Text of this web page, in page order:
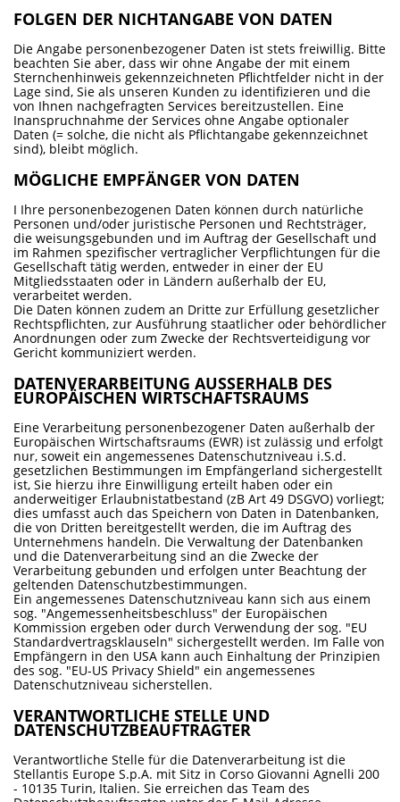
FOLGEN DER NICHTANGABE VON DATEN
Die Angabe personenbezogener Daten ist stets freiwillig. Bitte
beachten Sie aber, dass wir ohne Angabe der mit einem
Sternchenhinweis gekennzeichneten Pflichtfelder nicht in der
Lage sind, Sie als unseren Kunden zu identifizieren und die
von Ihnen nachgefragten Services bereitzustellen. Eine
Inanspruchnahme der Services ohne Angabe optionaler
Daten (= solche, die nicht als Pflichtangabe gekennzeichnet
sind), bleibt möglich.
MÖGLICHE EMPFÄNGER VON DATEN
I Ihre personenbezogenen Daten können durch natürliche
Personen und/oder juristische Personen und Rechtsträger,
die weisungsgebunden und im Auftrag der Gesellschaft und
im Rahmen spezifischer vertraglicher Verpflichtungen für die
Gesellschaft tätig werden, entweder in einer der EU
Mitgliedsstaaten oder in Ländern außerhalb der EU,
verarbeitet werden.
Die Daten können zudem an Dritte zur Erfüllung gesetzlicher
Rechtspflichten, zur Ausführung staatlicher oder behördlicher
Anordnungen oder zum Zwecke der Rechtsverteidigung vor
Gericht kommuniziert werden.
DATENVERARBEITUNG AUSSERHALB DES E
UROPÄISCHEN WIRTSCHAFTSRAUMS
Eine Verarbeitung personenbezogener Daten außerhalb der
Europäischen Wirtschaftsraums (EWR) ist zulässig und erfolgt
nur, soweit ein angemessenes Datenschutzniveau i.S.d.
gesetzlichen Bestimmungen im Empfängerland sichergestellt
ist, Sie hierzu ihre Einwilligung erteilt haben oder ein
anderweitiger Erlaubnistatbestand (zB Art 49 DSGVO) vorliegt;
dies umfasst auch das Speichern von Daten in Datenbanken,
die von Dritten bereitgestellt werden, die im Auftrag des
Unternehmens handeln. Die Verwaltung der Datenbanken
und die Datenverarbeitung sind an die Zwecke der
Verarbeitung gebunden und erfolgen unter Beachtung der
geltenden Datenschutzbestimmungen.
Ein angemessenes Datenschutzniveau kann sich aus einem
sog. "Angemessenheitsbeschluss" der Europäischen
Kommission ergeben oder durch Verwendung der sog. "EU
Standardvertragsklauseln" sichergestellt werden. Im Falle von
Empfängern in den USA kann auch Einhaltung der Prinzipien
des sog. "EU-US Privacy Shield" ein angemessenes
Datenschutzniveau sicherstellen.
VERANTWORTLICHE STELLE UND
DATENSCHUTZBEAUFTRAGTER
Verantwortliche Stelle für die Datenverarbeitung ist die
Stellantis Europe S.p.A. mit Sitz in Corso Giovanni Agnelli 200
- 10135 Turin, Italien. Sie erreichen das Team des